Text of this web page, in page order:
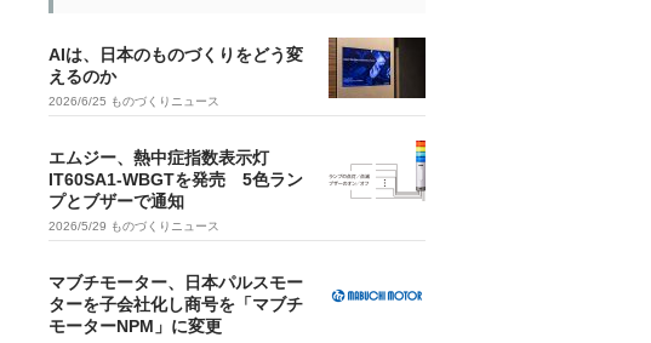
AIは、日本のものづくりをどう変
えるのか
2026/6/25 ものづくりニュース
エムジー、熱中症指数表示灯
IT60SA1-WBGTを発売 5色ラン
プとブザーで通知
2026/5/29 ものづくりニュース
マブチモーター、日本パルスモー
ターを子会社化し商号を「マブチ
モーターNPM」に変更